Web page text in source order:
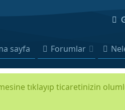
sayfa Forumlar
tıklayıp ticaretinizin